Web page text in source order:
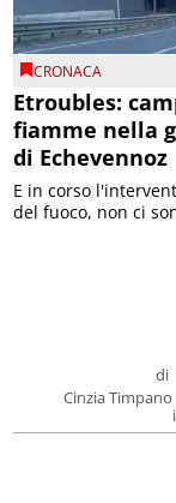
CRONACA
Etroubles:
fiamme nella
di Echevennoz
di
Cinzia Timpano
E in corso
del fuoco, non ci